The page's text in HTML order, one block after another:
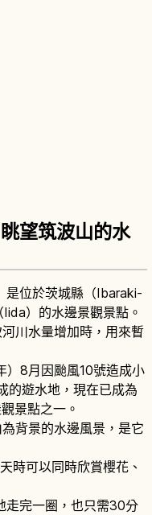
望筑波山的水
是位於茨城縣（Ibaraki-
）的水邊景觀景點。
川水量增加時，用來暫
）8月因颱風10號造成小
的遊水地，現在已成為
景點之一。
背景的水邊風景，是它
時可以同時欣賞櫻花、
走完一圈，也只需30分